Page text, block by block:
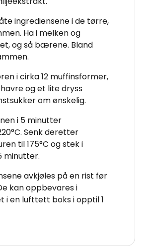
ingrediensene i de tørre,
Ha i melken og
og så bærene. Bland
i cirka 12 muffinsformer,
og et lite dryss
om ønskelig.
i 5 minutter
Senk deretter
til 175°C og stek i
minutter.
avkjøles på en rist før
kan oppbevares i
i en lufttett boks i opptil 1